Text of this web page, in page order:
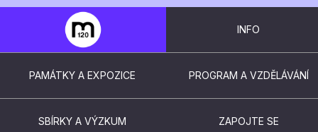
INFO
PAMÁTKY A EXPOZICE PROGRAM A VZDĚLÁVÁNÍ
SBÍRKY A VÝZKUM ZAPOJTE SE